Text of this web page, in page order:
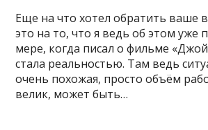
Еще на что хотел обратить ваше
это на то, что я ведь об этом уже
мере, когда писал о фильме
стала реальностью. Там ведь
очень похожая, просто объём
велик, может быть…